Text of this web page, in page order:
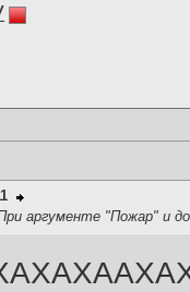
аргументе "Пожар" и